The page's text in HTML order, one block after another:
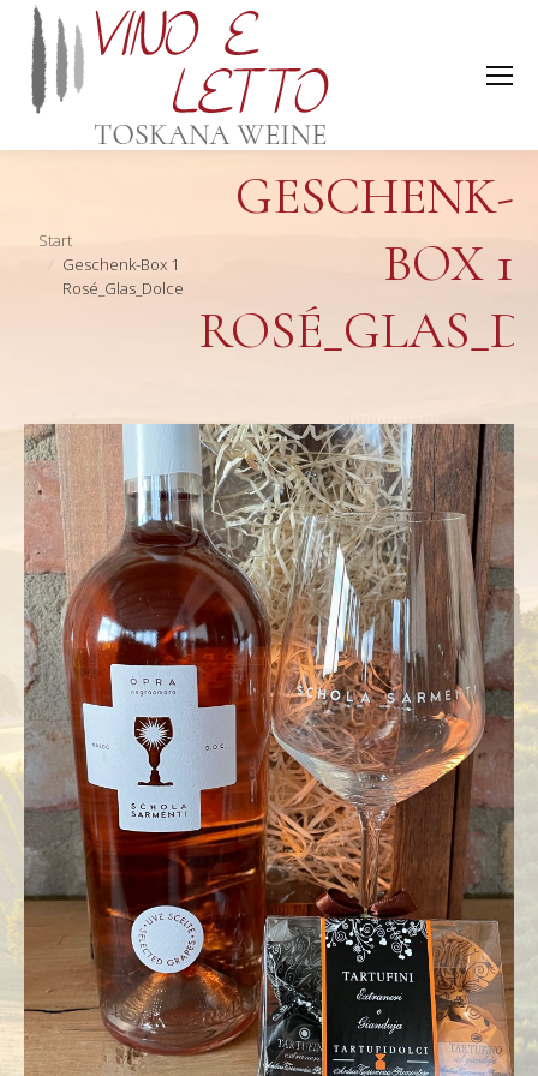
Sie befinden sich hier:
Start
Geschenk-Box 1
Rosé_Glas_Dolce
GESCHENK-
BOX 1